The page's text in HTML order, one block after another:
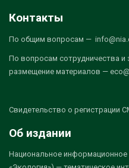
Контакты
По общим вопросам —
По вопросам сотрудничества и
размещение материалов —
Свидетельство о регистрации
Об издании
Национальное информационное